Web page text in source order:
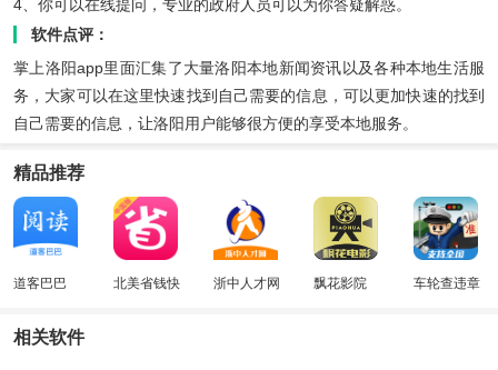
4、你可以在线提问，专业的政府人员可以为你答疑解惑。
软件点评：
掌上洛阳app里面汇集了大量洛阳本地新闻资讯以及各种本地生活服
务，大家可以在这里快速找到自己需要的信息，可以更加快速的找到
自己需要的信息，让洛阳用户能够很方便的享受本地服务。
精品推荐
道客巴巴
北美省钱快
浙中人才网 飘花影院 车轮查违章
相关软件